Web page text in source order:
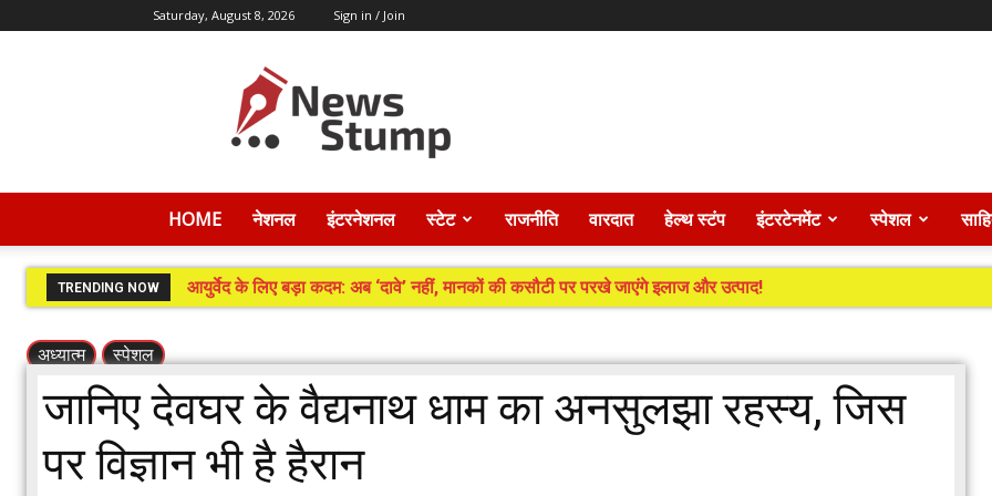
Saturday, August 8, 2026 Sign in / Join
Stump
HOME नेशनल इंटरनेशनल स्टेट राजनीति वारदात हेल्थ स्टंप इंटरटेनमेंट स्पेशल
TRENDING NOW आयुर्वेद के लिए बड़ा कदम: अब ‘दावे’ नहीं, मानकों की कसौटी पर परखे जाएंगे इलाज और उत्पाद!
अध्यात्म स्पेशल
जानिए देवघर के वैद्यनाथ धाम का अनसुलझा रहस्य, जिस
पर विज्ञान भी है हैरान